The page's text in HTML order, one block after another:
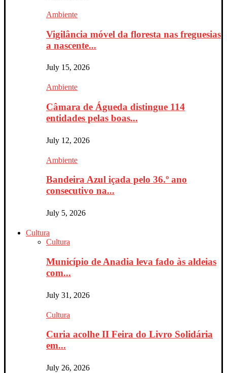
Ambiente
Vigilância móvel da floresta nas freguesias
a nascente...
July 15, 2026
Ambiente
Câmara de Águeda distingue 114
entidades pelas boas...
July 12, 2026
Ambiente
Bandeira Azul içada pelo 36.º ano
consecutivo na...
July 5, 2026
Cultura
Cultura
Município de Anadia leva fado às aldeias
com...
July 31, 2026
Cultura
Curia acolhe II Feira do Livro Solidária
em...
July 26, 2026